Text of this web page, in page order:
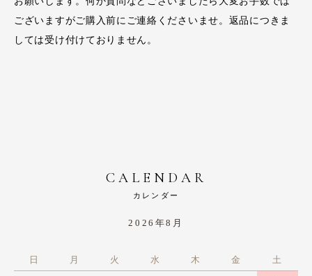
ございますがご購入前にご連絡くださいませ。返品につきま
しては受け付けておりません。
CALENDAR
カレンダー
2026年8月
日 月 火 水 木 金 土